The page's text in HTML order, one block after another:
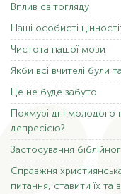
Вплив світогляду
Наші особисті
Чистота нашої мови
Якби всі вчителі були
Це не буде забуто
Похмурі дні молодого
депресією?
Застосування
Справжня
питання, ставити їх та